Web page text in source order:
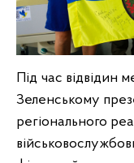
Під час відвідин
Зеленському
регіонального